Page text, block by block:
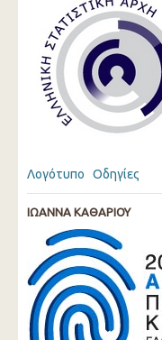
Λογότυπο Οδηγίες
ΙΩΑΝΝΑ ΚΑΘΑΡΙΟΥ